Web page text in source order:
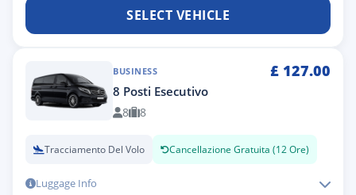
SELECT VEHICLE
BUSINESS £ 127.00
8 Posti Esecutivo
8 8
Tracciamento Del Volo Cancellazione Gratuita (12 Ore)
Luggage Info